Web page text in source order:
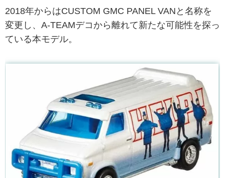
2018年からはCUSTOM GMC PANEL VANと名称を
変更し、A-TEAMデコから離れて新たな可能性を探っ
ている本モデル。